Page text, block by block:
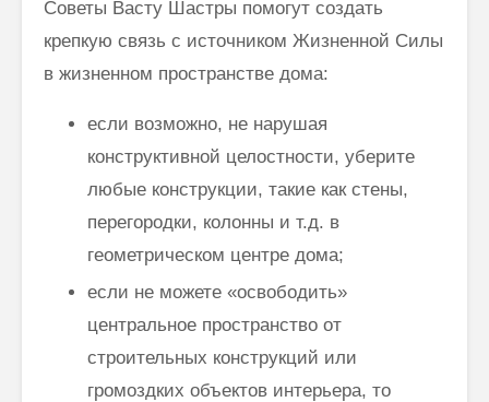
Советы Васту Шастры помогут создать
крепкую связь с источником Жизненной Силы
в жизненном пространстве дома:
если возможно, не нарушая
конструктивной целостности, уберите
любые конструкции, такие как стены,
перегородки, колонны и т.д. в
геометрическом центре дома;
если не можете «освободить»
центральное пространство от
строительных конструкций или
громоздких объектов интерьера, то